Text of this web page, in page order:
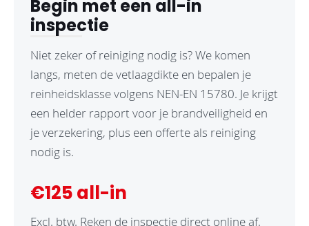
Begin met een all-in
inspectie
Niet zeker of reiniging nodig is? We komen
langs, meten de vetlaagdikte en bepalen je
reinheidsklasse volgens NEN-EN 15780. Je krijgt
een helder rapport voor je brandveiligheid en
je verzekering, plus een offerte als reiniging
nodig is.
€125 all-in
Excl. btw. Reken de inspectie direct online af.